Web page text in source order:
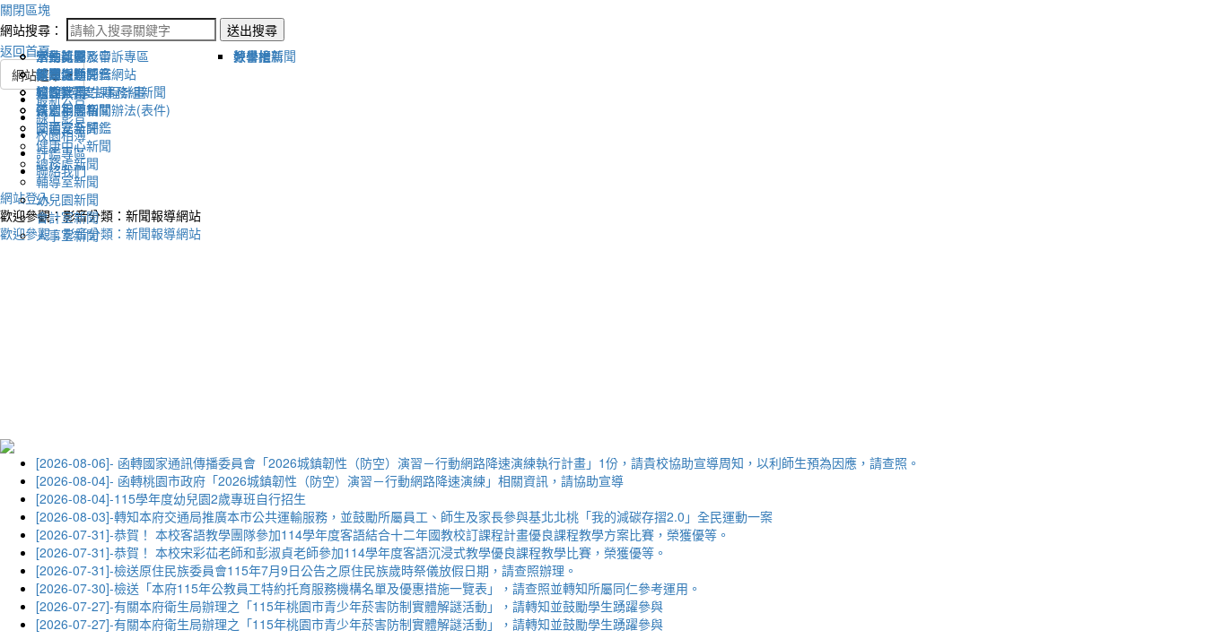
關閉區塊
網站搜尋：
送出搜尋
返回首頁
網站選單
最新公告
宣傳新聞
榮譽榜
教導處新聞
教學組新聞
輔導室-學生事務組新聞
研習相關新聞
圖書室新聞
健康中心新聞
總務處新聞
輔導室新聞
幼兒園新聞
會計室新聞
人事室新聞
線上影音
活動比賽影音
新聞報導影音
校園影音
好書推薦
各處室影音
校園相簿
活動剪影
體育活動
適性社團
評鑑專區
學生獎懲及申訴專區
健康促進評鑑網站
115學年度課程計畫
性別平等相關辦法(表件)
交通安全評鑑
聯絡我們
網站登入
歡迎參觀：影音分類：新聞報導網站
歡迎參觀：影音分類：新聞報導網站
[2026-08-06]- 函轉國家通訊傳播委員會「2026城鎮韌性（防空）演習－行動網路降速演練執行計畫」1份，請貴校協助宣導周知，以利師生預為因應，請查照。
[2026-08-04]- 函轉桃園市政府「2026城鎮韌性（防空）演習－行動網路降速演練」相關資訊，請協助宣導
[2026-08-04]-115學年度幼兒園2歲專班自行招生
[2026-08-03]-轉知本府交通局推廣本市公共運輸服務，並鼓勵所屬員工、師生及家長參與基北北桃「我的減碳存摺2.0」全民運動一案
[2026-07-31]-恭賀！ 本校客語教學團隊參加114學年度客語結合十二年國教校訂課程計畫優良課程教學方案比賽，榮獲優等。
[2026-07-31]-恭賀！ 本校宋彩苮老師和彭淑貞老師參加114學年度客語沉浸式教學優良課程教學比賽，榮獲優等。
[2026-07-31]-檢送原住民族委員會115年7月9日公告之原住民族歲時祭儀放假日期，請查照辦理。
[2026-07-30]-檢送「本府115年公教員工特約托育服務機構名單及優惠措施一覽表」，請查照並轉知所屬同仁參考運用。
[2026-07-27]-有關本府衛生局辦理之「115年桃園市青少年菸害防制實體解謎活動」，請轉知並鼓勵學生踴躍參與
[2026-07-27]-有關本府衛生局辦理之「115年桃園市青少年菸害防制實體解謎活動」，請轉知並鼓勵學生踴躍參與